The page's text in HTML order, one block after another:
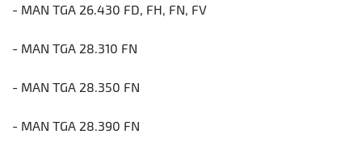
- MAN TGA 26.430 FD, FH, FN, FV
- MAN TGA 28.310 FN
- MAN TGA 28.350 FN
- MAN TGA 28.390 FN